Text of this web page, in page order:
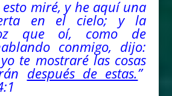
esto miré, y he aquí una
en el cielo; y la
que oí, como de
conmigo, dijo:
te mostraré las cosas
después de estas.”